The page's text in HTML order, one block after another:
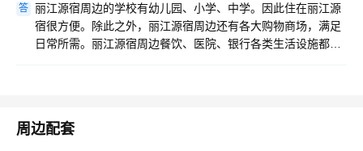
答 丽江源宿周边的学校有幼儿园、小学、中学。因此住在丽江源
宿很方便。除此之外，丽江源宿周边还有各大购物商场，满足
日常所需。丽江源宿周边餐饮、医院、银行各类生活设施都齐
周边配套